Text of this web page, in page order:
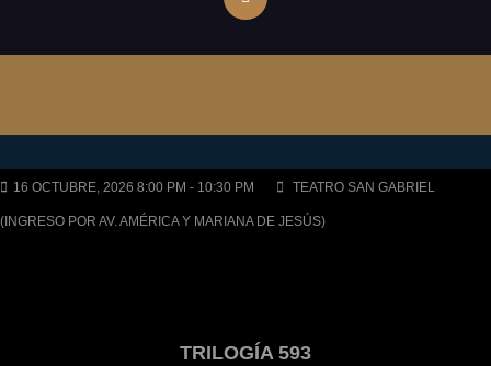
16 OCTUBRE, 2026 8:00 PM - 10:30 PM TEATRO SAN GABRIEL
(INGRESO POR AV. AMÉRICA Y MARIANA DE JESÚS)
TRILOGÍA 593